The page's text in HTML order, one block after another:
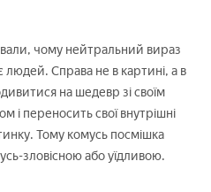
чому нейтральний вираз
Справа не в картині, а в
на шедевр зі своїм
і переносить свої внутрішні
Тому комусь посмішка
зловісною або уїдливою.